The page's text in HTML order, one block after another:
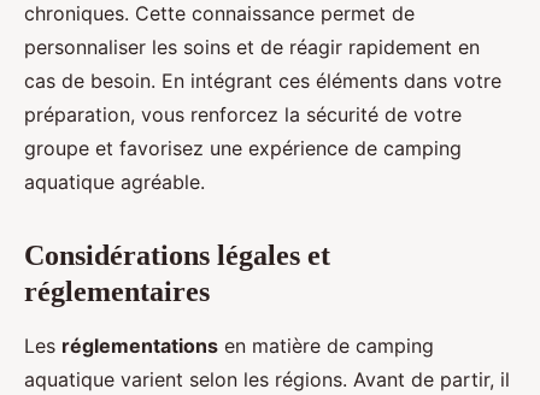
chroniques. Cette connaissance permet de
personnaliser les soins et de réagir rapidement en
cas de besoin. En intégrant ces éléments dans votre
préparation, vous renforcez la sécurité de votre
groupe et favorisez une expérience de camping
aquatique agréable.
Considérations légales et
réglementaires
Les réglementations en matière de camping
aquatique varient selon les régions. Avant de partir, il